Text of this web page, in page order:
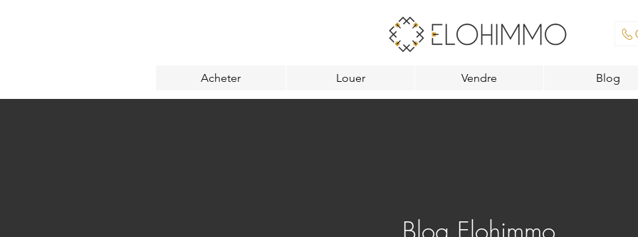
Acheter Louer Vendre Blog